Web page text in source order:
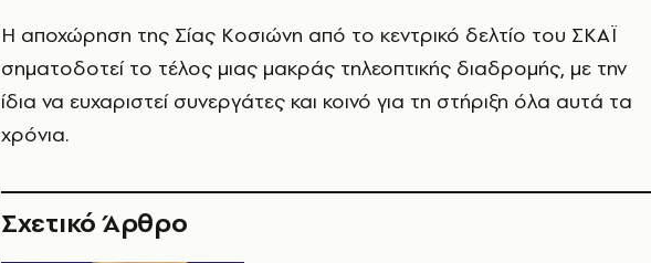
Η αποχώρηση της Σίας Κοσιώνη από το κεντρικό δελτίο του ΣΚΑΪ
σηματοδοτεί το τέλος μιας μακράς τηλεοπτικής διαδρομής, με την
ίδια να ευχαριστεί συνεργάτες και κοινό για τη στήριξη όλα αυτά τα
χρόνια.
Σχετικό Άρθρο